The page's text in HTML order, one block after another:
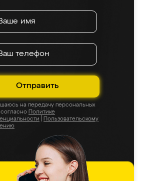
Отправить
на передачу персональных
Политике
Пользовательскому